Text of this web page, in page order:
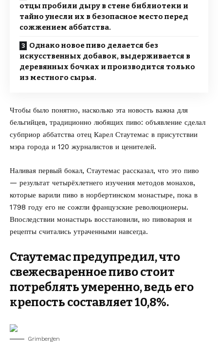
отцы пробили дыру в стене библиотеки и
тайно унесли их в безопасное место перед
сожжением аббатства.
Однако новое пиво делается без
искусственных добавок, выдерживается в
деревянных бочках и производится только
из местного сырья.
Чтобы было понятно, насколько эта новость важна для
бельгийцев, традиционно любящих пиво: объявление сделал
субприор аббатства отец Карел Стаутемас в присутствии
мэра города и 120 журналистов и ценителей.
Наливая первый бокал, Стаутемас рассказал, что это пиво
— результат четырёхлетнего изучения методов монахов,
которые варили пиво в норбертинском монастыре, пока в
1798 году его не сожгли французские революционеры.
Впоследствии монастырь восстановили, но пивоварня и
рецепты считались утраченными навсегда.
Стаутемас предупредил, что
свежесваренное пиво стоит
потреблять умеренно, ведь его
крепость составляет 10,8%.
Grimbergen